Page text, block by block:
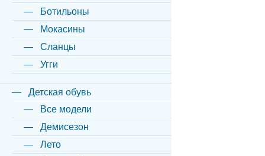
Ботильоны
Мокасины
Сланцы
Угги
Детская обувь
Все модели
Демисезон
Лето